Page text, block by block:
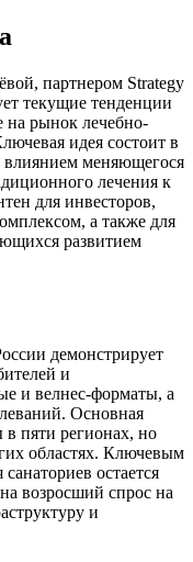
партнером Strategy
текущие тенденции
на рынок лечебно-
идея состоит в
влиянием меняющегося
лечения к
для инвесторов,
а также для
развитием
демонстрирует
и
и велнес-форматы, а
Основная
пяти регионах, но
областях. Ключевым
остается
возросший спрос на
и